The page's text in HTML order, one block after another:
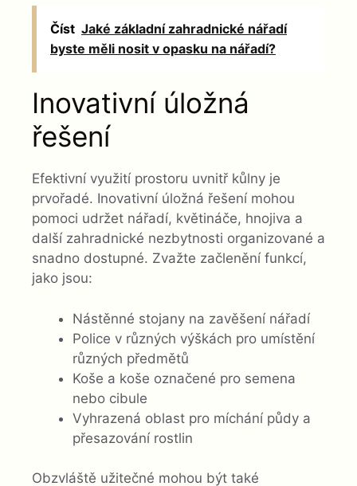
Číst Jaké základní zahradnické nářadí
byste měli nosit v opasku na nářadí?
Inovativní úložná
řešení
Efektivní využití prostoru uvnitř kůlny je
prvořadé. Inovativní úložná řešení mohou
pomoci udržet nářadí, květináče, hnojiva a
další zahradnické nezbytnosti organizované a
snadno dostupné. Zvažte začlenění funkcí,
jako jsou:
Nástěnné stojany na zavěšení nářadí
Police v různých výškách pro umístění
různých předmětů
Koše a koše označené pro semena
nebo cibule
Vyhrazená oblast pro míchání půdy a
přesazování rostlin
Obzvláště užitečné mohou být také